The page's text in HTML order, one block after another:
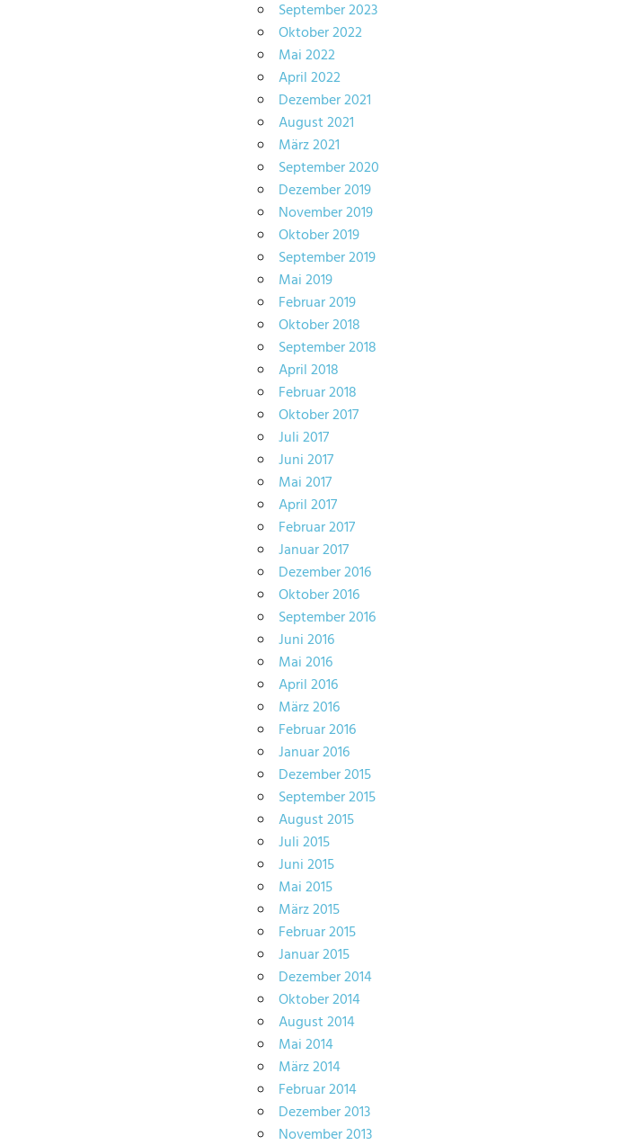
September 2023
Oktober 2022
Mai 2022
April 2022
Dezember 2021
August 2021
März 2021
September 2020
Dezember 2019
November 2019
Oktober 2019
September 2019
Mai 2019
Februar 2019
Oktober 2018
September 2018
April 2018
Februar 2018
Oktober 2017
Juli 2017
Juni 2017
Mai 2017
April 2017
Februar 2017
Januar 2017
Dezember 2016
Oktober 2016
September 2016
Juni 2016
Mai 2016
April 2016
März 2016
Februar 2016
Januar 2016
Dezember 2015
September 2015
August 2015
Juli 2015
Juni 2015
Mai 2015
März 2015
Februar 2015
Januar 2015
Dezember 2014
Oktober 2014
August 2014
Mai 2014
März 2014
Februar 2014
Dezember 2013
November 2013